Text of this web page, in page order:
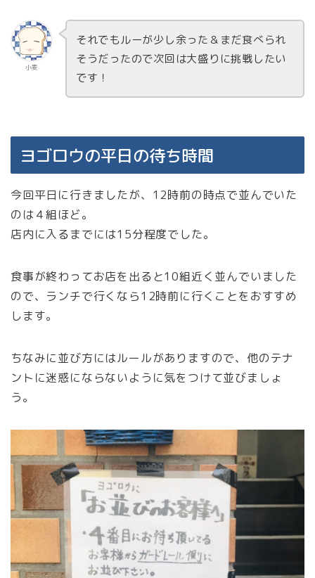
小麦
それでもルーが少し余った＆まだ食べられ
そうだったので次回は大盛りに挑戦したい
です！
ヨゴロウの平日の待ち時間
今回平日に行きましたが、12時前の時点で並んでいた
のは４組ほど。
店内に入るまでには15分程度でした。
食事が終わってお店を出ると10組近く並んでいました
ので、ランチで行くなら12時前に行くことをおすすめ
します。
ちなみに並び方にはルールがありますので、他のテナ
ントに迷惑にならないように気をつけて並びましょ
う。